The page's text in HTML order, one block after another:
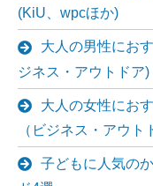
(KiU、wpcほか)
大人の男性にお
ジネス・アウトドア)
大人の女性にお
（ビジネス・アウト
子どもに人気の